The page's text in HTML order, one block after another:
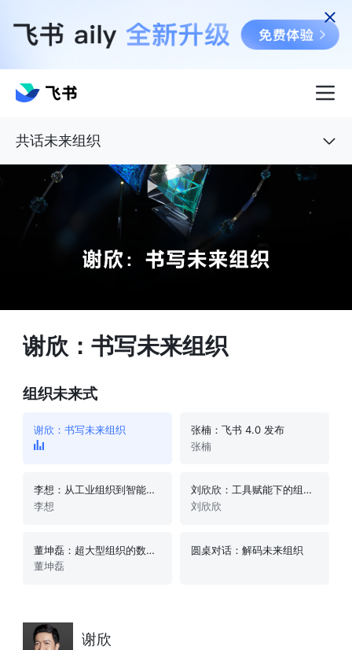
共话未来组织
谢欣：书写未来组织
组织未来式
谢欣：书写未来组织
张楠：飞书 4.0 发布
张楠
李想：从工业组织到智能组织
李想
刘欣欣：工具赋能下的组织协同升级
刘欣欣
董坤磊：超大型组织的数字变革
董坤磊
圆桌对话：解码未来组织
谢欣